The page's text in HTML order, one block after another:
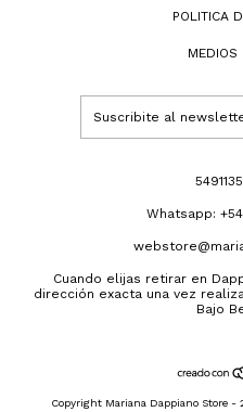
POLITICA
MEDIOS
Whatsapp:
Cuando elijas retirar en
dirección exacta una vez
Bajo
Copyright Mariana Dappiano Store -